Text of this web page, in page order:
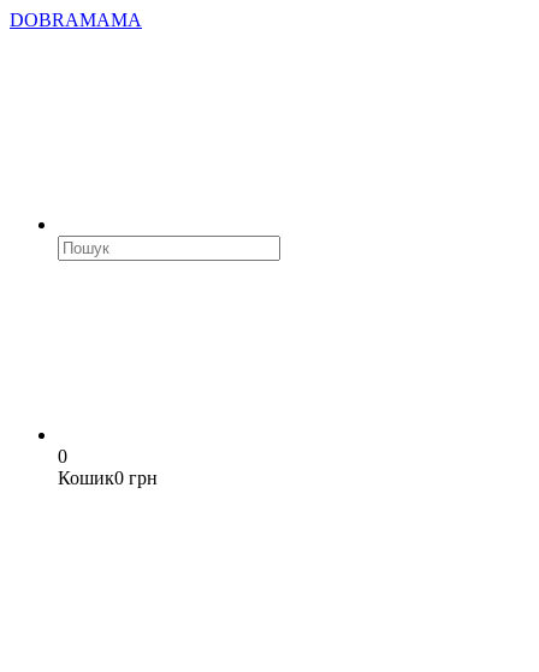
DOBRAMAMA
0
Кошик0 грн